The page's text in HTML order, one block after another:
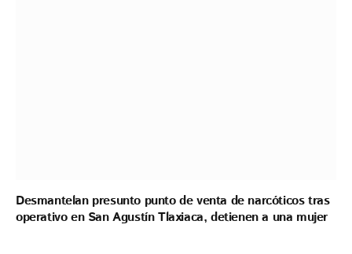
Desmantelan presunto punto de venta de narcóticos tras
operativo en San Agustín Tlaxiaca, detienen a una mujer